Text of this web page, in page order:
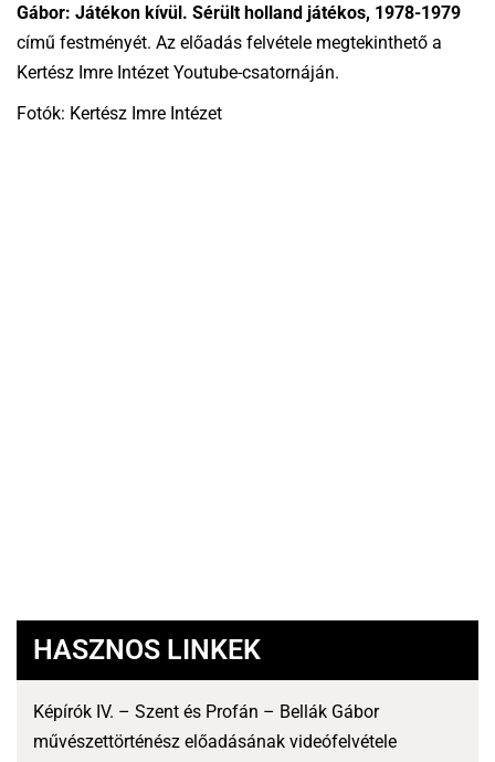
Gábor: Játékon kívül. Sérült holland játékos, 1978-1979
című festményét. Az előadás felvétele megtekinthető a
Kertész Imre Intézet Youtube-csatornáján.
Fotók: Kertész Imre Intézet
HASZNOS LINKEK
Képírók IV. – Szent és Profán – Bellák Gábor
művészettörténész előadásának videófelvétele